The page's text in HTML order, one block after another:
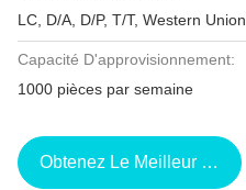
LC, D/A, D/P, T/T, Western Union,
Capacité D'approvisionnement:
1000 pièces par semaine
Obtenez Le Meilleur Prix